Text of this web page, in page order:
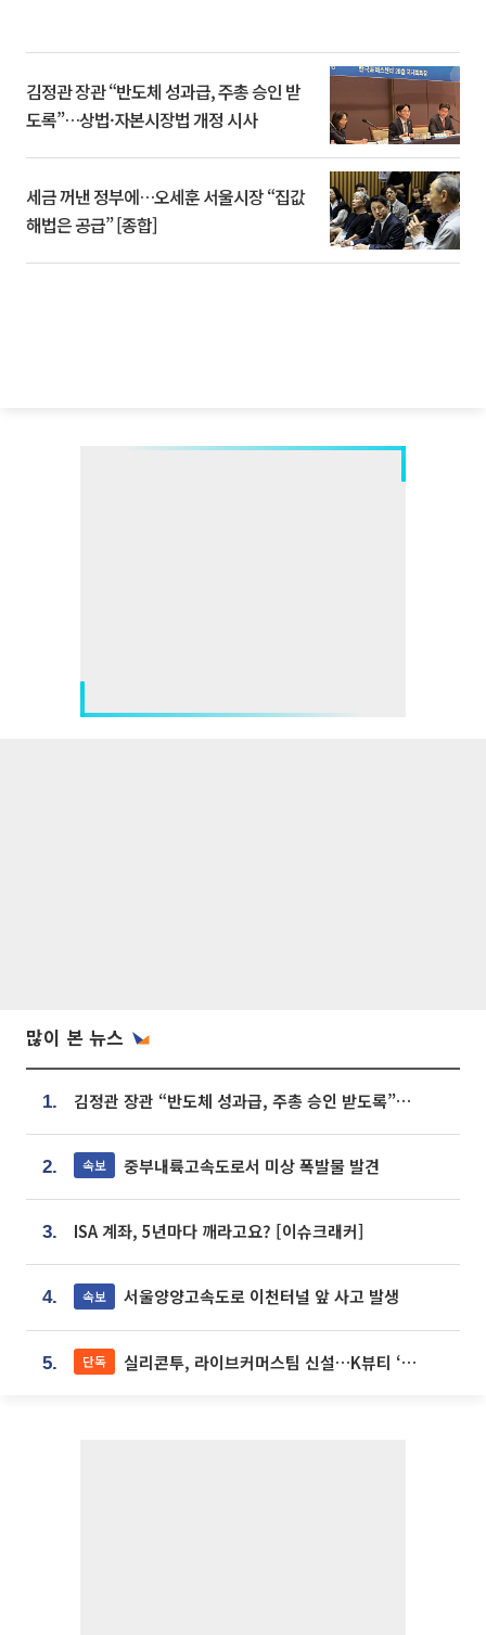
김정관 장관 “반도체 성과급, 주총 승인 받
도록”…상법·자본시장법 개정 시사
세금 꺼낸 정부에…오세훈 서울시장 “집값
해법은 공급” [종합]
많이 본 뉴스
1. 김정관 장관 “반도체 성과급, 주총 승인 받도록”…상법·자본시장법 개정 시사
2. 속보 중부내륙고속도로서 미상 폭발물 발견
3. ISA 계좌, 5년마다 깨라고요? [이슈크래커]
4. 속보 서울양양고속도로 이천터널 앞 사고 발생
5. 단독 실리콘투, 라이브커머스팀 신설…K뷰티 ‘글로벌 판매망’ 확대[K뷰티 라방戰]